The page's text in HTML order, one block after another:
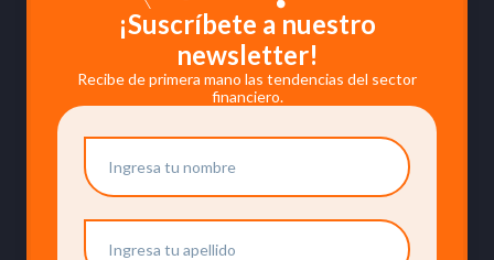
¡Suscríbete a nuestro
newsletter!
Recibe de primera mano las tendencias del sector
financiero.